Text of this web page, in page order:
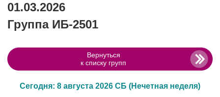
01.03.2026
Группа ИБ-2501
Вернуться
к списку групп
Сегодня: 8 августа 2026 СБ (Нечетная неделя)